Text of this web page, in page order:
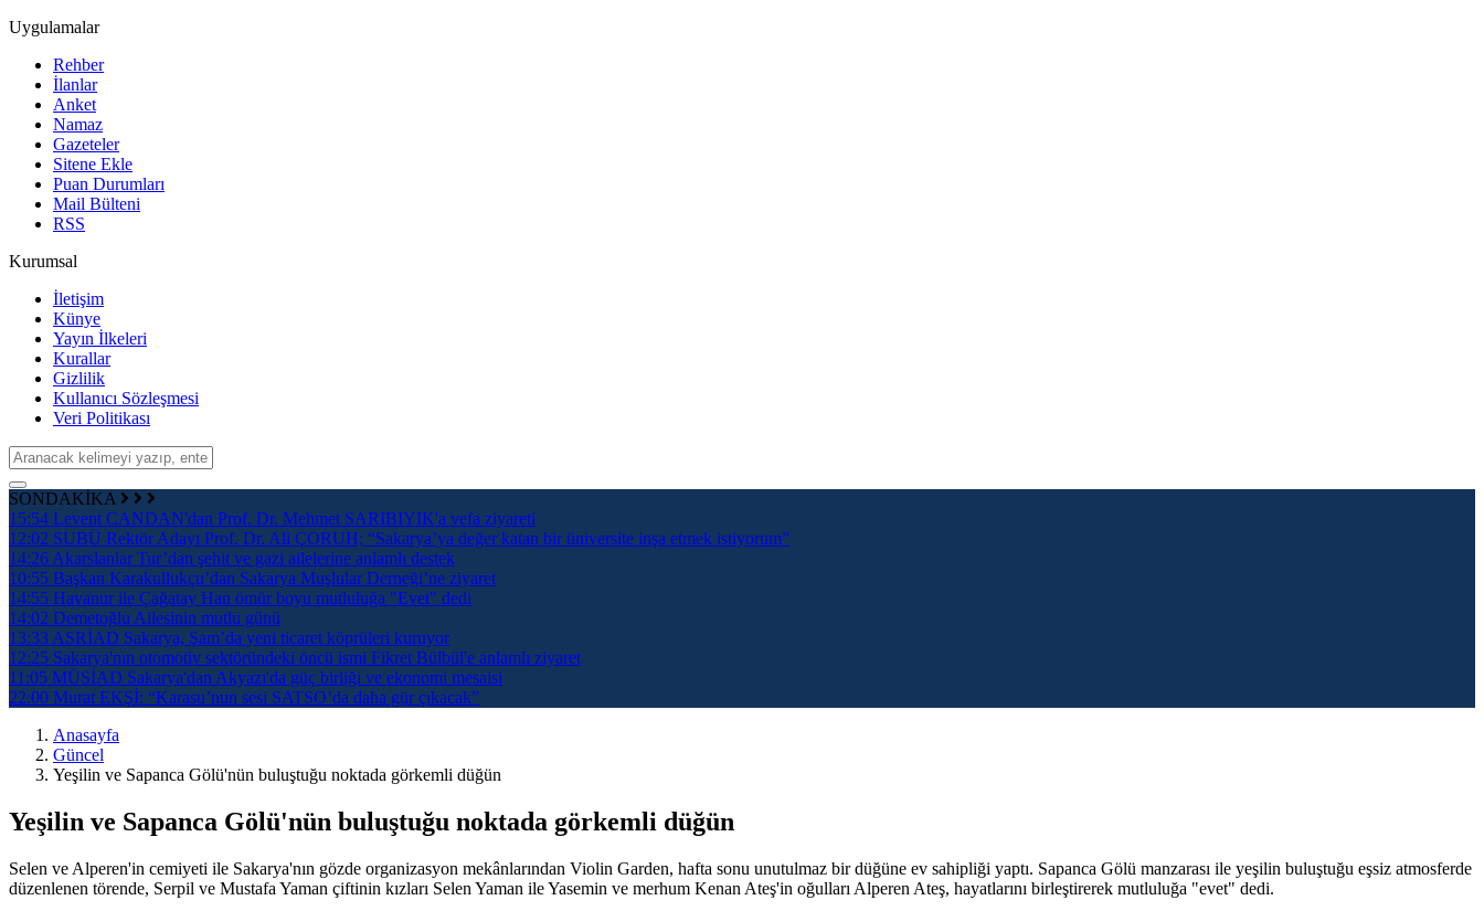
Uygulamalar
Rehber
İlanlar
Anket
Namaz
Gazeteler
Sitene Ekle
Puan Durumları
Mail Bülteni
RSS
Kurumsal
İletişim
Künye
Yayın İlkeleri
Kurallar
Gizlilik
Kullanıcı Sözleşmesi
Veri Politikası
SONDAKİKA
15:54 Levent CANDAN'dan Prof. Dr. Mehmet SARIBIYIK'a vefa ziyareti
12:02 SUBÜ Rektör Adayı Prof. Dr. Ali ÇORUH; “Sakarya’ya değer katan bir üniversite inşa etmek istiyorum”
14:26 Akarslanlar Tur’dan şehit ve gazi ailelerine anlamlı destek
10:55 Başkan Karakullukçu’dan Sakarya Muşlular Derneği’ne ziyaret
14:55 Havanur ile Çağatay Han ömür boyu mutluluğa "Evet" dedi
14:02 Demetoğlu Ailesinin mutlu günü
13:33 ASRİAD Sakarya, Şam’da yeni ticaret köprüleri kuruyor
12:25 Sakarya'nın otomotiv sektöründeki öncü ismi Fikret Bülbül'e anlamlı ziyaret
11:05 MÜSİAD Sakarya'dan Akyazı'da güç birliği ve ekonomi mesaisi
22:00 Murat EKŞİ: “Karasu’nun sesi SATSO’da daha gür çıkacak”
Anasayfa
Güncel
Yeşilin ve Sapanca Gölü'nün buluştuğu noktada görkemli düğün
Yeşilin ve Sapanca Gölü'nün buluştuğu noktada görkemli düğün
Selen ve Alperen'in cemiyeti ile Sakarya'nın gözde organizasyon mekânlarından Violin Garden, hafta sonu unutulmaz bir düğüne ev sahipliği yaptı. Sapanca Gölü manzarası ile yeşilin buluştuğu eşsiz atmosferde
düzenlenen törende, Serpil ve Mustafa Yaman çiftinin kızları Selen Yaman ile Yasemin ve merhum Kenan Ateş'in oğulları Alperen Ateş, hayatlarını birleştirerek mutluluğa "evet" dedi.